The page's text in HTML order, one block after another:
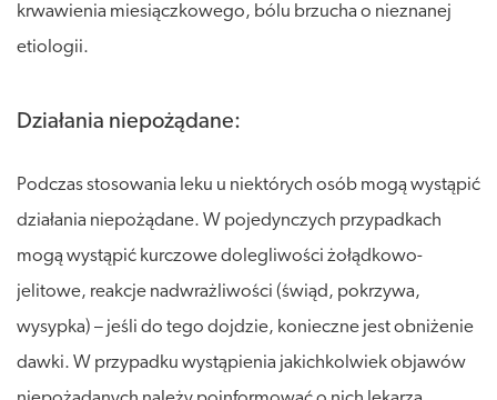
krwawienia miesiączkowego, bólu brzucha o nieznanej
etiologii.
Działania niepożądane:
Podczas stosowania leku u niektórych osób mogą wystąpić
działania niepożądane. W pojedynczych przypadkach
mogą wystąpić kurczowe dolegliwości żołądkowo-
jelitowe, reakcje nadwrażliwości (świąd, pokrzywa,
wysypka) – jeśli do tego dojdzie, konieczne jest obniżenie
dawki. W przypadku wystąpienia jakichkolwiek objawów